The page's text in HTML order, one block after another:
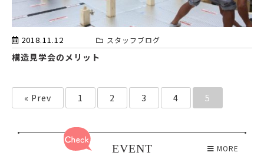
2018.11.12 スタッフブログ
構造見学会のメリット
« Prev 1 2 3 4 5
EVENT MORE